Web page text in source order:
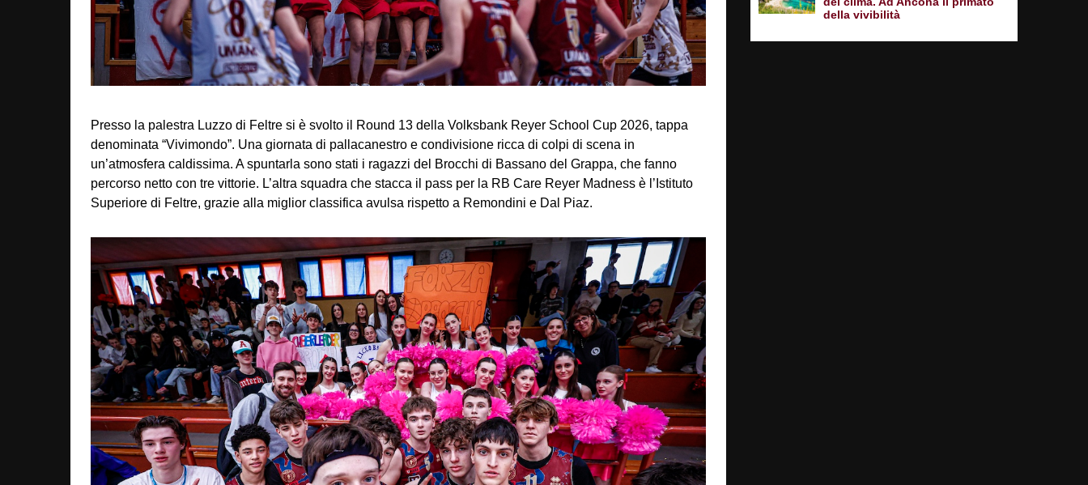
Presso la palestra Luzzo di Feltre si è svolto il Round 13 della Volksbank Reyer School Cup 2026, tappa
denominata “Vivimondo”. Una giornata di pallacanestro e condivisione ricca di colpi di scena in
un’atmosfera caldissima. A spuntarla sono stati i ragazzi del Brocchi di Bassano del Grappa, che fanno
percorso netto con tre vittorie. L’altra squadra che stacca il pass per la RB Care Reyer Madness è l’Istituto
Superiore di Feltre, grazie alla miglior classifica avulsa rispetto a Remondini e Dal Piaz.
della vivibilità